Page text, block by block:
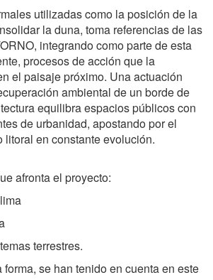
utilizadas como la posición de la
la duna, toma referencias de las
integrando como parte de esta
procesos de acción que la
el paisaje próximo. Una actuación
ambiental de un borde de
equilibra espacios públicos con
de urbanidad, apostando por el
litoral en constante evolución.
afronta el proyecto:
terrestres.
forma, se han tenido en cuenta en este